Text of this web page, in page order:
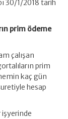
30/1/2018 tarih
prim ödeme
çalışan
prim
kaç gün
hesap
işyerinde